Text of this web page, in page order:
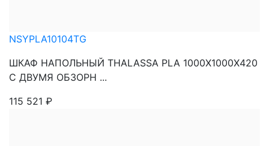
NSYPLA10104TG
ШКАФ НАПОЛЬНЫЙ THALASSA PLA 1000X1000X420
C ДВУМЯ ОБЗОРН ...
115 521 ₽